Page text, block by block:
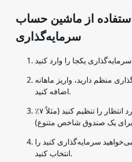
از ماشین حساب
سرمایه‌گذاری
منظم دارید، واریز ماهانه
اضافه کنید.
نرخ بازده سالانه مورد انتظار را تنظیم کنید (مثلاً ۷٪
سرمایه‌گذاری کنید را
انتخاب کنید.